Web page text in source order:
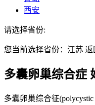
西安
请选择省份:
您当前选择省份： 江苏 返
多囊卵巢综合症
多囊卵巢综合征